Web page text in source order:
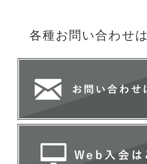
各種お問い合わせは